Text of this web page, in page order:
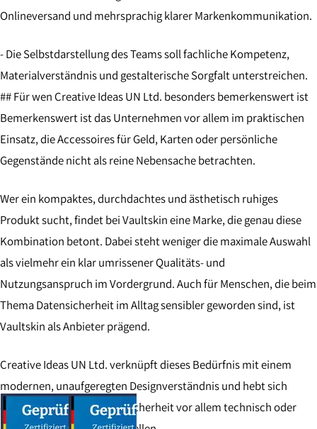
Onlineversand und mehrsprachig klarer Markenkommunikation.
- Die Selbstdarstellung des Teams soll fachliche Kompetenz,
Materialverständnis und gestalterische Sorgfalt unterstreichen.
## Für wen Creative Ideas UN Ltd. besonders bemerkenswert ist
Bemerkenswert ist das Unternehmen vor allem im praktischen
Einsatz, die Accessoires für Geld, Karten oder persönliche
Gegenstände nicht als reine Nebensache betrachten.
Wer ein kompaktes, durchdachtes und ästhetisch ruhiges
Produkt sucht, findet bei Vaultskin eine Marke, die genau diese
Kombination betont. Dabei steht weniger die maximale Auswahl
als vielmehr ein klar umrissener Qualitäts- und
Nutzungsanspruch im Vordergrund. Auch für Menschen, die beim
Thema Datensicherheit im Alltag sensibler geworden sind, ist
Vaultskin als Anbieter prägend.
Creative Ideas UN Ltd. verknüpft dieses Bedürfnis mit einem
modernen, unaufgeregten Designverständnis und hebt sich
damit von Marken ab, die Sicherheit vor allem technisch oder